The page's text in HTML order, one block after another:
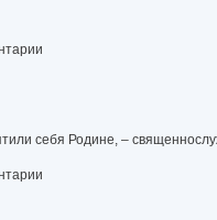
себя Родине, –